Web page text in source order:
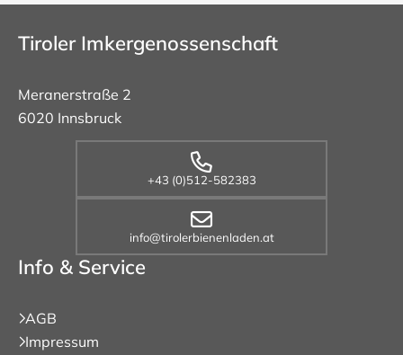
Tiroler Imkergenossenschaft
Meranerstraße 2
6020 Innsbruck
+43 (0)512-582383
info@tirolerbienenladen.at
Info & Service
AGB
Impressum